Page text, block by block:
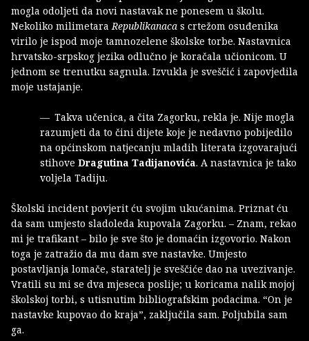
mogla odoljeti da novi nastavak ne ponesem u školu.
Nekoliko milimetaraRepublikanaca s crtežom osuđenika
virilo je ispod moje tamnozelene školske torbe. Nastavnica
hrvatsko-srpskog jezika odlučno je koračala učionicom. U
jednom se trenutku sagnula. Izvukla je sveščić i zapovjedila
moje ustajanje.
Takva učenica, a čita Zagorku, rekla je. Nije mogla
razumjeti da to čini dijete koje je nedavno pobijedilo
na općinskom natjecanju mladih literata izgovarajući
stihove Dragutina Tadijanovića. A nastavnica je tako
voljela Tadiju.
Školski incident povjerit ću svojim ukućanima. Priznat ću
da sam umjesto sladoleda kupovala Zagorku. – Znam, rekao
mi je trafikant – bilo je sve što je domaćin izgovorio. Nakon
toga je zatražio da mu dam sve nastavke. Umjesto
postavljanja lomače, staratelj je sveščiće dao na uvezivanje.
Vratili su mi se dva mjeseca poslije; u koricama nalik mojoj
školskoj torbi, s utisnutim bibliografskim podacima. “On je
nastavke kupovao do kraja”, zaključila sam. Poljubila sam
ga.